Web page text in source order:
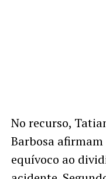
No recurso,
Barbosa
equívoco ao